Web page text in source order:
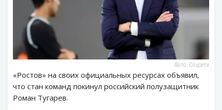
Фото: Соцсети
«Ростов» на своих официальных ресурсах объявил,
что стан команд покинул российский полузащитник
Роман Тугарев.